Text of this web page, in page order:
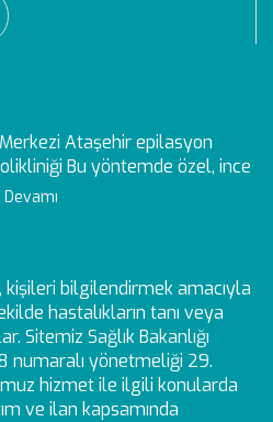
Ataşehir epilasyon
Bu yöntemde özel, ince
Devamı
bilgilendirmek amacıyla
hastalıkların tanı veya
Sitemiz Sağlık Bakanlığı
yönetmeliği 29.
hizmet ile ilgili konularda
ve ilan kapsamında